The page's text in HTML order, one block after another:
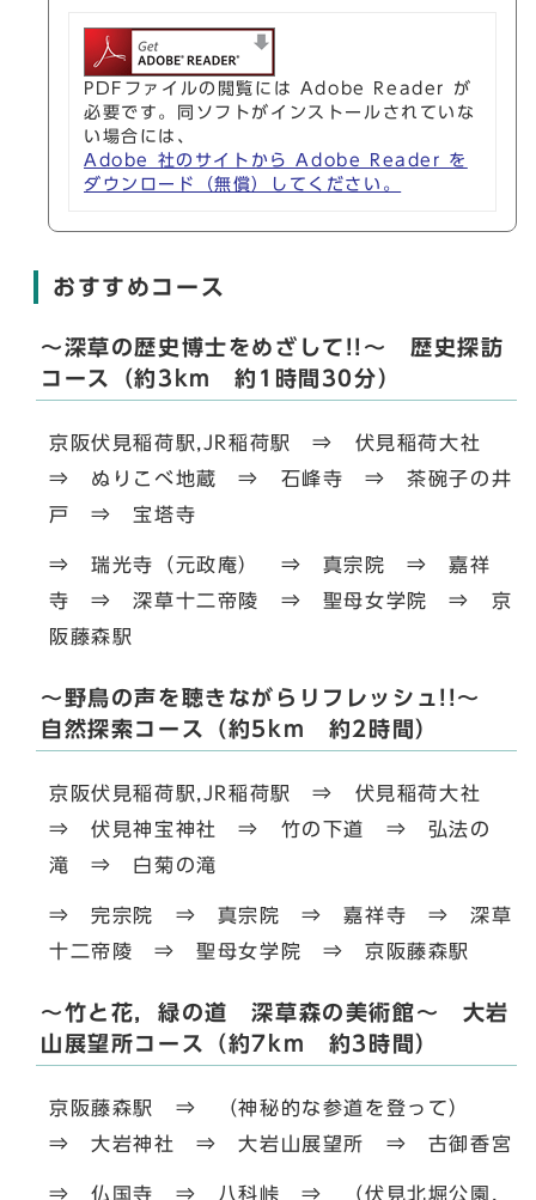
PDFファイルの閲覧には Adobe Reader が
必要です。同ソフトがインストールされていな
い場合には、
Adobe 社のサイトから Adobe Reader を
ダウンロード（無償）してください。
おすすめコース
～深草の歴史博士をめざして!!～ 歴史探訪
コース（約3km 約1時間30分）
京阪伏見稲荷駅,JR稲荷駅 ⇒ 伏見稲荷大社
⇒ ぬりこべ地蔵 ⇒ 石峰寺 ⇒ 茶碗子の井
戸 ⇒ 宝塔寺
⇒ 瑞光寺（元政庵） ⇒ 真宗院 ⇒ 嘉祥
寺 ⇒ 深草十二帝陵 ⇒ 聖母女学院 ⇒ 京
阪藤森駅
～野鳥の声を聴きながらリフレッシュ!!～
自然探索コース（約5km 約2時間）
京阪伏見稲荷駅,JR稲荷駅 ⇒ 伏見稲荷大社
⇒ 伏見神宝神社 ⇒ 竹の下道 ⇒ 弘法の
滝 ⇒ 白菊の滝
⇒ 完宗院 ⇒ 真宗院 ⇒ 嘉祥寺 ⇒ 深草
十二帝陵 ⇒ 聖母女学院 ⇒ 京阪藤森駅
～竹と花，緑の道 深草森の美術館～ 大岩
山展望所コース（約7km 約3時間）
京阪藤森駅 ⇒ （神秘的な参道を登って）
⇒ 大岩神社 ⇒ 大岩山展望所 ⇒ 古御香宮
⇒ 仏国寺 ⇒ 八科峠 ⇒ （伏見北堀公園，